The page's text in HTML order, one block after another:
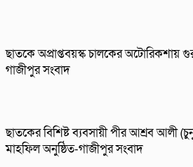
ছাতকে অপ্রাপ্তবয়স্ক চালকের অটোরিকশায়
গাজীপুর সংবাদ
ছাতকের বিশিষ্ট ব্যবসায়ী পীর আশ্রব আলী
মাহফিল অনুষ্ঠিত-গাজীপুর সংবাদ